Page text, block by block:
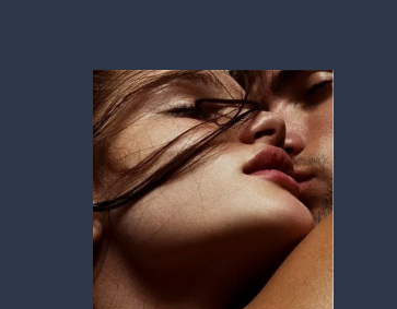
ШАЙЛИНА)